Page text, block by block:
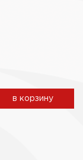
в корзину